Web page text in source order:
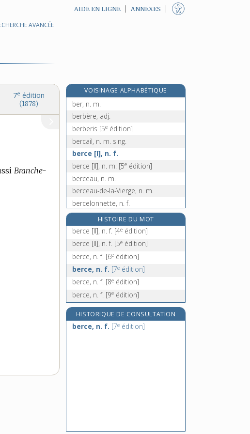
AVANCÉE
AIDE EN LIGNE ANNEXES
7e édition
(1878)
Branche-
VOISINAGE ALPHABÉTIQUE
béquillon, n. m. [5eédition]
ber, n. m.
berbère, adj.
berberis [5e édition]
bercail, n. m. sing.
berce [I], n. f.
berce [II], n. m. [5e édition]
berceau, n. m.
berceau-de-la-Vierge, n. m.
bercelonnette, n. f.
bercement, n. m.
bercer, v. tr.
berceur, -euse, adj.
berceuse, n. f.
berche, n. f. [5 édition]
HISTOIRE DU MOT
berce [II], n. f. [4e édition]
berce [II], n. f. [5e édition]
berce, n. f. [6e édition]
berce, n. f. [7e édition]
berce, n. f. [8e édition]
berce, n. f. [9e édition]
HISTORIQUE DE CONSULTATION
berce, n. f. [7e édition]